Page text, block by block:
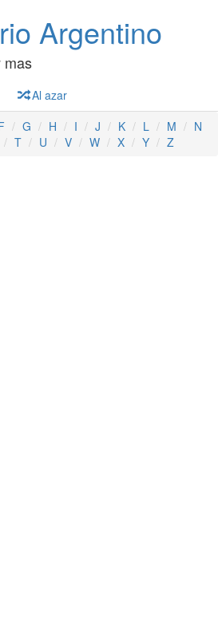
Argentino
mas
Al azar
G H I J K L M
N
T U V W X Y Z